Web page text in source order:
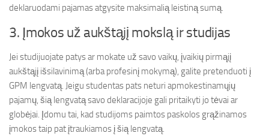
deklaruodami pajamas atgysite maksimalią leistiną sumą.
3. Įmokos už aukštąjį mokslą ir studijas
Jei studijuojate patys ar mokate už savo vaikų, įvaikių pirmąjį
aukštąjį išsilavinimą (arba profesinį mokymą), galite pretenduoti į
GPM lengvatą. Jeigu studentas pats neturi apmokestinamųjų
pajamų, šią lengvatą savo deklaracijoje gali pritaikyti jo tėvai ar
globėjai. Įdomu tai, kad studijoms paimtos paskolos grąžinamos
įmokos taip pat įtraukiamos į šią lengvatą.